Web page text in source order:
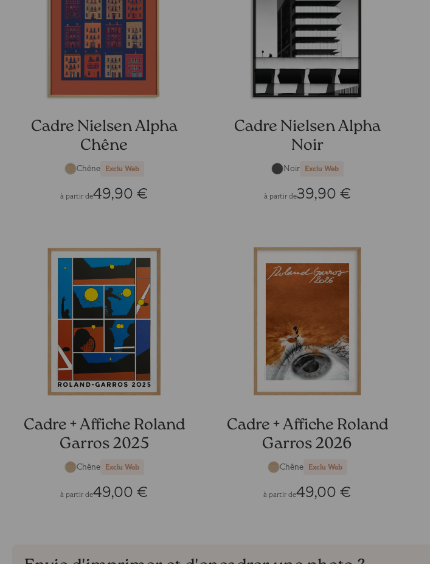
Cadre Nielsen Alpha
Chêne
Chêne Exclu Web
à partir de49,90 €
Cadre Nielsen Alpha
Noir
Noir Exclu Web
à partir de39,90 €
Cadre + Affiche Roland
Garros 2025
Chêne Exclu Web
à partir de49,00 €
Cadre + Affiche Roland
Garros 2026
Chêne Exclu Web
à partir de49,00 €